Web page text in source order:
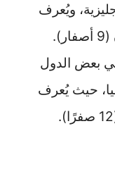
ويُعرف
بعض الدول
حيث يُعرف